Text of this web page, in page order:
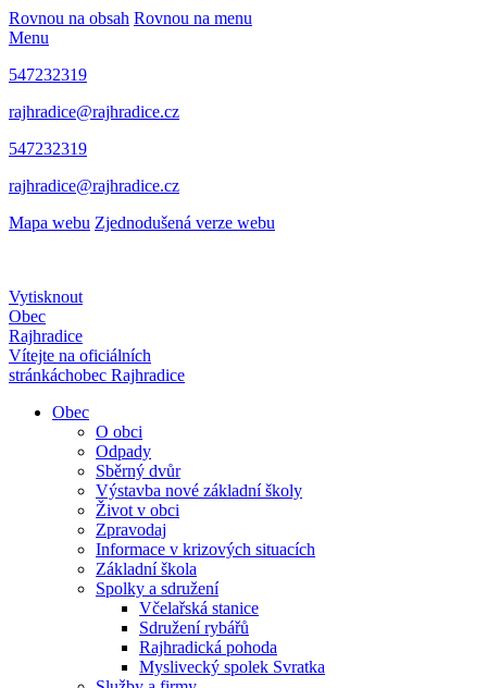
Rovnou na obsah Rovnou na menu
Menu
547232319
rajhradice@rajhradice.cz
547232319
rajhradice@rajhradice.cz
Mapa webu Zjednodušená verze webu
Vytisknout
Obec
Rajhradice
Vítejte na oficiálních
stránkáchobec Rajhradice
Obec
O obci
Odpady
Sběrný dvůr
Výstavba nové základní školy
Život v obci
Zpravodaj
Informace v krizových situacích
Základní škola
Spolky a sdružení
Včelařská stanice
Sdružení rybářů
Rajhradická pohoda
Myslivecký spolek Svratka